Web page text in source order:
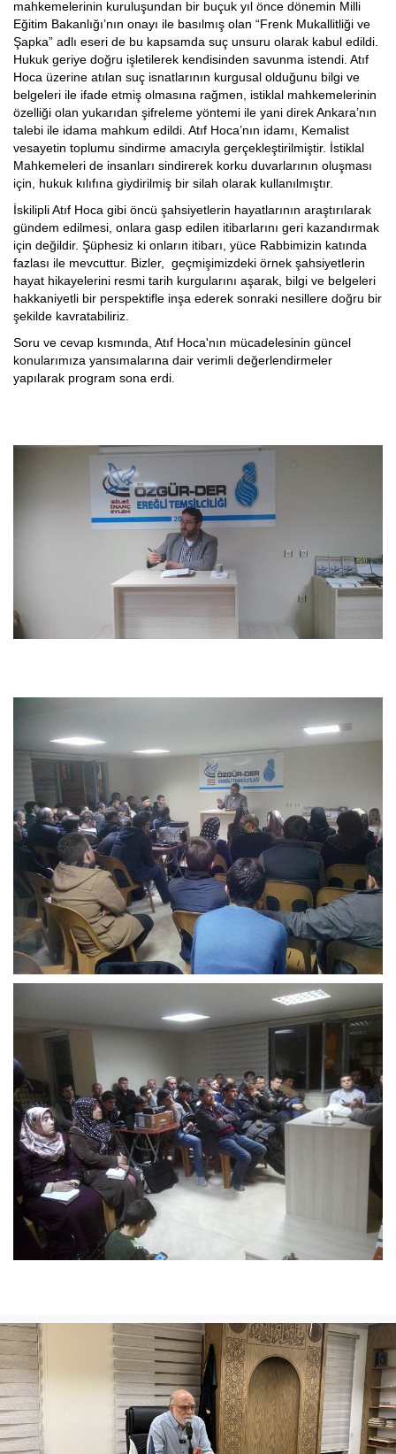
mahkemelerinin kuruluşundan bir buçuk yıl önce dönemin Milli
Eğitim Bakanlığı’nın onayı ile basılmış olan “Frenk Mukallitliği ve
Şapka” adlı eseri de bu kapsamda suç unsuru olarak kabul edildi.
Hukuk geriye doğru işletilerek kendisinden savunma istendi. Atıf
Hoca üzerine atılan suç isnatlarının kurgusal olduğunu bilgi ve
belgeleri ile ifade etmiş olmasına rağmen, istiklal mahkemelerinin
özelliği olan yukarıdan şifreleme yöntemi ile yani direk Ankara’nın
talebi ile idama mahkum edildi. Atıf Hoca’nın idamı, Kemalist
vesayetin toplumu sindirme amacıyla gerçekleştirilmiştir. İstiklal
Mahkemeleri de insanları sindirerek korku duvarlarının oluşması
için, hukuk kılıfına giydirilmiş bir silah olarak kullanılmıştır.
İskilipli Atıf Hoca gibi öncü şahsiyetlerin hayatlarının araştırılarak
gündem edilmesi, onlara gasp edilen itibarlarını geri kazandırmak
için değildir. Şüphesiz ki onların itibarı, yüce Rabbimizin katında
fazlası ile mevcuttur. Bizler, geçmişimizdeki örnek şahsiyetlerin
hayat hikayelerini resmi tarih kurgularını aşarak, bilgi ve belgeleri
hakkaniyetli bir perspektifle inşa ederek sonraki nesillere doğru bir
şekilde kavratabiliriz.
Soru ve cevap kısmında, Atıf Hoca'nın mücadelesinin güncel
konularımıza yansımalarına dair verimli değerlendirmeler
yapılarak program sona erdi.